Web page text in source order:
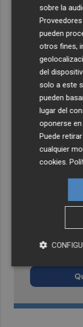
Recibe
sobre la
pueden
otros fines,
del
solo a este
pueden
lugar del
oponerse
Puede
cualquier
cookies.